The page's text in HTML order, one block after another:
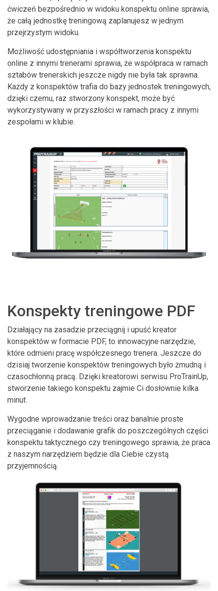
ćwiczeń bezpośrednio w widoku konspektu online sprawia,
że całą jednostkę treningową zaplanujesz w jednym
przejrzystym widoku.
Możliwość udostępniania i współtworzenia konspektu
online z innymi trenerami sprawia, że współpraca w ramach
sztabów trenerskich jeszcze nigdy nie była tak sprawna.
Każdy z konspektów trafia do bazy jednostek treningowych,
dzięki czemu, raz stworzony konspekt, może być
wykorzystywany w przyszłości w ramach pracy z innymi
zespołami w klubie.
Konspekty treningowe PDF
Działający na zasadzie przeciągnij i upuść kreator
konspektów w formacie PDF, to innowacyjne narzędzie,
które odmieni pracę współczesnego trenera. Jeszcze do
dzisiaj tworzenie konspektów treningowych było żmudną i
czasochłonną pracą. Dzięki kreatorowi serwisu ProTrainUp,
stworzenie takiego konspektu zajmie Ci dosłownie kilka
minut.
Wygodne wprowadzanie treści oraz banalnie proste
przeciąganie i dodawanie grafik do poszczególnych części
konspektu taktycznego czy treningowego sprawia, że praca
z naszym narzędziem będzie dla Ciebie czystą
przyjemnością.